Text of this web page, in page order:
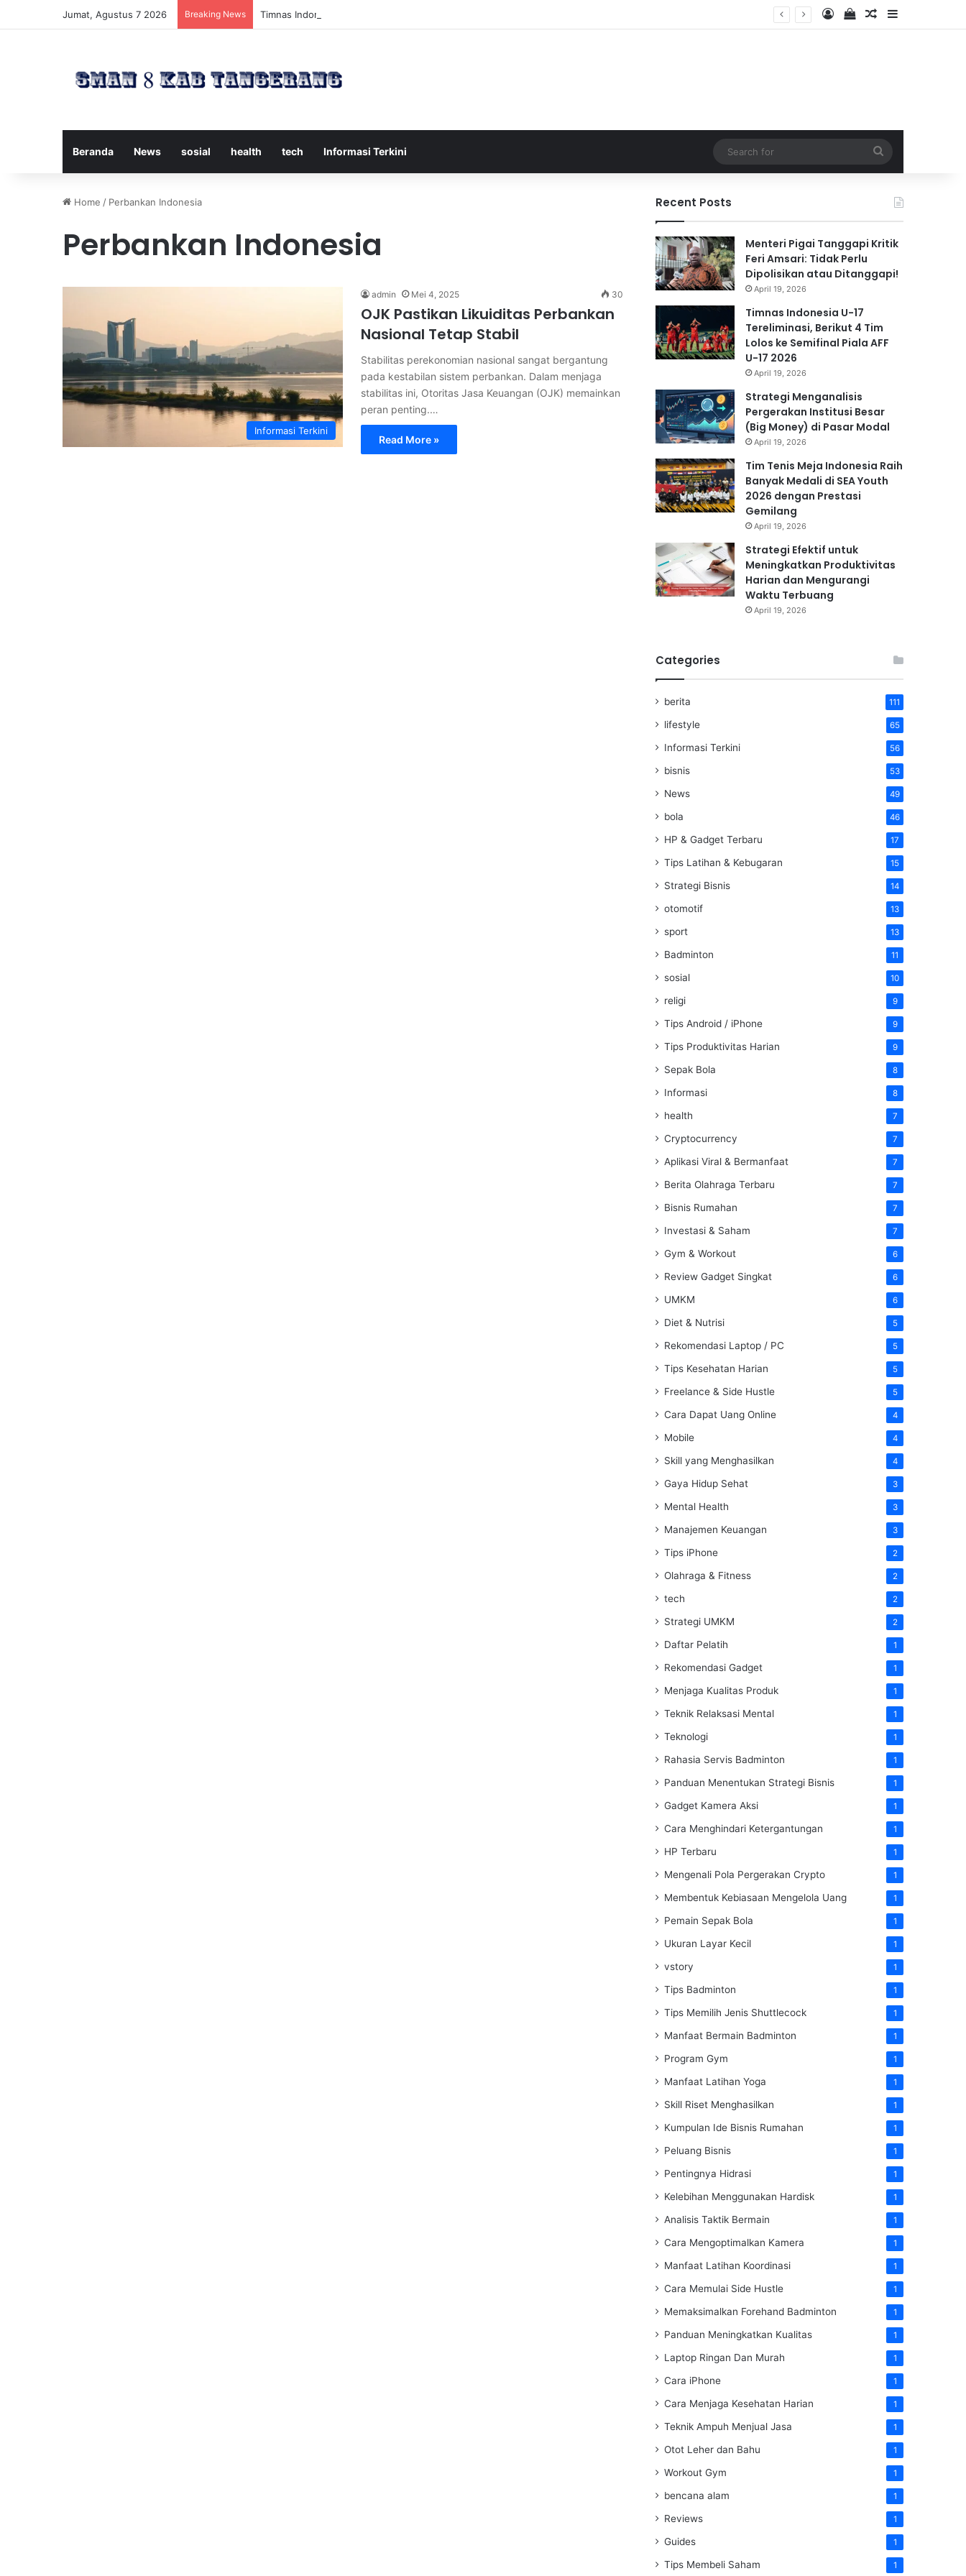
Jumat, Agustus 7 2026 Breaking News Timnas Indonesia U-17 Tereliminasi, Berikut 4 Tim Lolos ke Semifinal Piala AFF U-17 2026 Log InView your
Random Article
Sidebar
Beranda News sosial health tech Informasi Terkini
for
Home / Perbankan Indonesia
Perbankan Indonesia
Informasi Terkini
admin Mei 4, 2025 30
OJK Pastikan Likuiditas Perbankan
Nasional Tetap Stabil
Stabilitas perekonomian nasional sangat bergantung
pada kestabilan sistem perbankan. Dalam menjaga
stabilitas ini, Otoritas Jasa Keuangan (OJK) memainkan
peran penting.…
Read More »
Recent Posts
Menteri Pigai Tanggapi Kritik
Feri Amsari: Tidak Perlu
Dipolisikan atau Ditanggapi!
April 19, 2026
Timnas Indonesia U-17
Tereliminasi, Berikut 4 Tim
Lolos ke Semifinal Piala AFF
U-17 2026
April 19, 2026
Strategi Menganalisis
Pergerakan Institusi Besar
(Big Money) di Pasar Modal
April 19, 2026
Tim Tenis Meja Indonesia Raih
Banyak Medali di SEA Youth
2026 dengan Prestasi
Gemilang
April 19, 2026
Strategi Efektif untuk
Meningkatkan Produktivitas
Harian dan Mengurangi
Waktu Terbuang
April 19, 2026
Categories
berita 111
lifestyle 65
Informasi Terkini 56
bisnis 53
News 49
bola 46
HP & Gadget Terbaru 17
Tips Latihan & Kebugaran 15
Strategi Bisnis 14
otomotif 13
sport 13
Badminton 11
sosial 10
religi 9
Tips Android / iPhone 9
Tips Produktivitas Harian 9
Sepak Bola 8
Informasi 8
health 7
Cryptocurrency 7
Aplikasi Viral & Bermanfaat 7
Berita Olahraga Terbaru 7
Bisnis Rumahan 7
Investasi & Saham 7
Gym & Workout 6
Review Gadget Singkat 6
UMKM 6
Diet & Nutrisi 5
Rekomendasi Laptop / PC 5
Tips Kesehatan Harian 5
Freelance & Side Hustle 5
Cara Dapat Uang Online 4
Mobile 4
Skill yang Menghasilkan 4
Gaya Hidup Sehat 3
Mental Health 3
Manajemen Keuangan 3
Tips iPhone 2
Olahraga & Fitness 2
tech 2
Strategi UMKM 2
Daftar Pelatih 1
Rekomendasi Gadget 1
Menjaga Kualitas Produk 1
Teknik Relaksasi Mental 1
Teknologi 1
Rahasia Servis Badminton 1
Panduan Menentukan Strategi Bisnis 1
Gadget Kamera Aksi 1
Cara Menghindari Ketergantungan 1
HP Terbaru 1
Mengenali Pola Pergerakan Crypto 1
Membentuk Kebiasaan Mengelola Uang 1
Pemain Sepak Bola 1
Ukuran Layar Kecil 1
vstory 1
Tips Badminton 1
Tips Memilih Jenis Shuttlecock 1
Manfaat Bermain Badminton 1
Program Gym 1
Manfaat Latihan Yoga 1
Skill Riset Menghasilkan 1
Kumpulan Ide Bisnis Rumahan 1
Peluang Bisnis 1
Pentingnya Hidrasi 1
Kelebihan Menggunakan Hardisk 1
Analisis Taktik Bermain 1
Cara Mengoptimalkan Kamera 1
Manfaat Latihan Koordinasi 1
Cara Memulai Side Hustle 1
Memaksimalkan Forehand Badminton 1
Panduan Meningkatkan Kualitas 1
Laptop Ringan Dan Murah 1
Cara iPhone 1
Cara Menjaga Kesehatan Harian 1
Teknik Ampuh Menjual Jasa 1
Otot Leher dan Bahu 1
Workout Gym 1
bencana alam 1
Reviews 1
Guides 1
Tips Membeli Saham 1